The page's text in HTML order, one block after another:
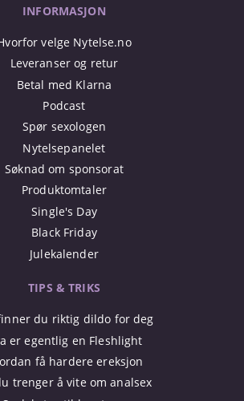
INFORMASJON
velge Nytelse.no
Leveranser og retur
Betal med Klarna
Podcast
Spør sexologen
Nytelsepanelet
Søknad om sponsorat
Produktomtaler
Single's Day
Black Friday
Julekalender
TIPS & TRIKS
du riktig dildo for deg
er egentlig en Fleshlight
få hardere ereksjon
trenger å vite om analsex